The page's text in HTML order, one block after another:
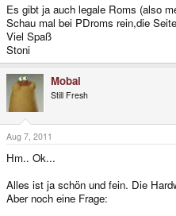
Es gibt ja auch legale Roms (also
Schau mal bei PDroms rein,die
Viel Spaß
Stoni
Mobai
Still Fresh
Aug 7, 2011
Hm.. Ok...
Alles ist ja schön und fein. Die
Aber noch eine Frage: